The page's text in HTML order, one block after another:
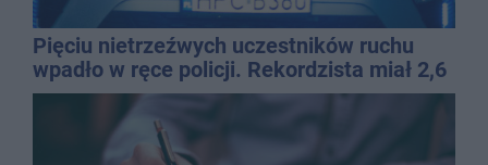
Pięciu nietrzeźwych uczestników ruchu
wpadło w ręce policji. Rekordzista miał 2,6
promila